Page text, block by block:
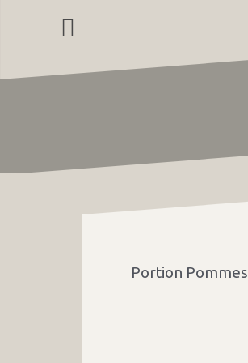
Portion Pommes